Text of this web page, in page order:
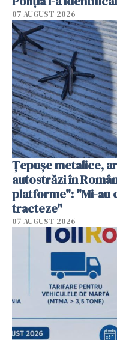
07 AUGUST 2026
Țepușe metalice,
autostrăzi în
platforme": "Mi-au
tracteze"
07 AUGUST 2026